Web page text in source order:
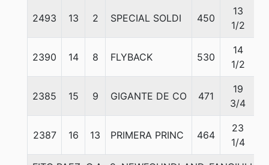
2493 13 2 SPECIAL SOLDI 450
13
1/2
2390 14 8 FLYBACK 530
14
1/2
2385 15 9 GIGANTE DE CO 471
19
3/4
2387 16 13 PRIMERA PRINC 464
23
1/4